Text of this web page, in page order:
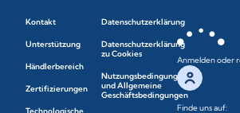
Kontakt
Unterstützung
Händlerbereich
Zertifizierungen
Datenschutzerklärung
Datenschutzerklärung
zu Cookies
Nutzungsbedingungen
und Allgemeine
Geschäftsbedingungen
Anmelden oder
Finde uns auf: